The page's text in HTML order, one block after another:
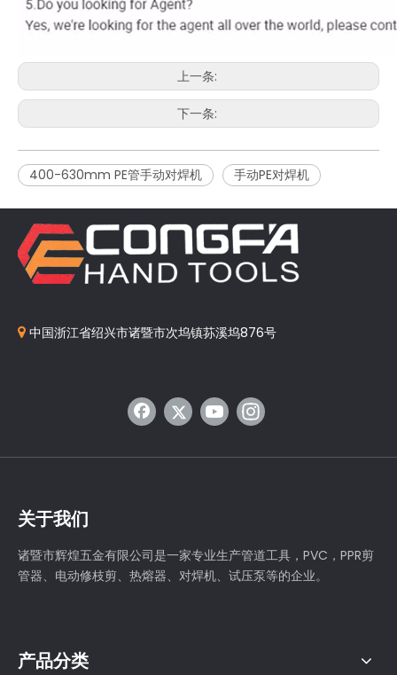
上一条:
下一条:
400-630mm PE管手动对焊机 手动PE对焊机
 中国浙江省绍兴市诸暨市次坞镇荪溪坞876号
关于我们
诸暨市辉煌五金有限公司是一家专业生产管道工具，PVC，PPR剪
管器、电动修枝剪、热熔器、对焊机、试压泵等的企业。
产品分类